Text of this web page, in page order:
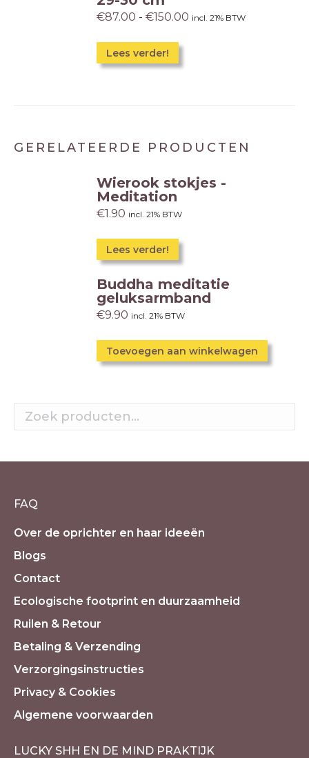
€87.00 - €150.00 incl. 21% BTW
Lees verder!
GERELATEERDE PRODUCTEN
Wierook stokjes -
Meditation
€1.90 incl. 21% BTW
Lees verder!
Buddha meditatie
geluksarmband
€9.90 incl. 21% BTW
Toevoegen aan winkelwagen
FAQ
Over de oprichter en haar ideeën
Blogs
Contact
Ecologische footprint en duurzaamheid
Ruilen & Retour
Betaling & Verzending
Verzorgingsinstructies
Privacy & Cookies
Algemene voorwaarden
LUCKY SHH EN DE MIND PRAKTIJK